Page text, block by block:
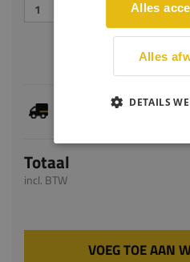
Je hebt gekozen voor
Totaal
incl. BTW
VOEG TOE AAN
Alles
Alles
DETAILS